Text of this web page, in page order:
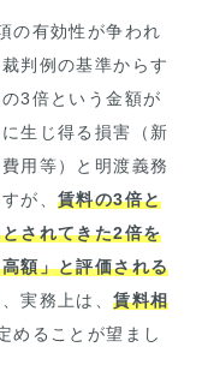
の有効性が争われ
判例の基準からす
3倍という金額が
生じ得る損害（新
用等）と明渡義務
が、 賃料の3倍と
されてきた2倍を
額」と評価される
実務上は、賃料相
めることが望まし